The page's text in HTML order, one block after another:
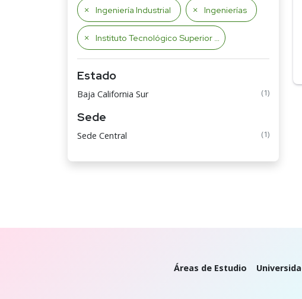
Ingeniería Industrial Ingenierías
Instituto Tecnológico Superior de Ciudad Constitución
Estado
Baja California Sur (1)
Sede
Sede Central (1)
Áreas de Estudio